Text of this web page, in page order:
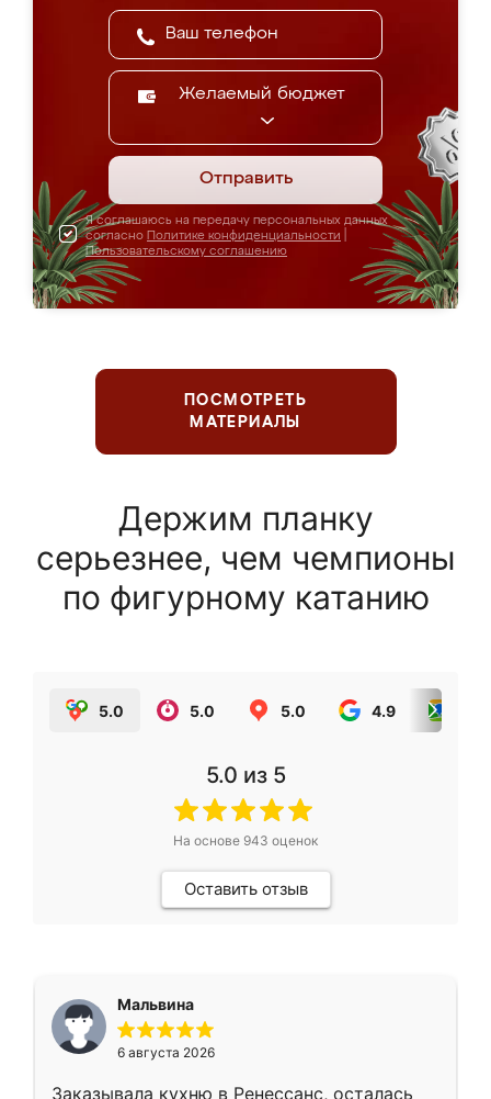
Желаемый бюджет
Отправить
Я соглашаюсь на передачу персональных данных
согласно Политике конфиденциальности
Пользовательскому соглашению
ПОСМОТРЕТЬ
МАТЕРИАЛЫ
Держим планку
серьезнее, чем чемпионы
по фигурному катанию
5.0 5.0 5.0 4.9
5.0 из 5
На основе 943 оценок
Оставить отзыв
Мальвина
6 августа 2026
Заказывала кухню в Ренессанс, осталась